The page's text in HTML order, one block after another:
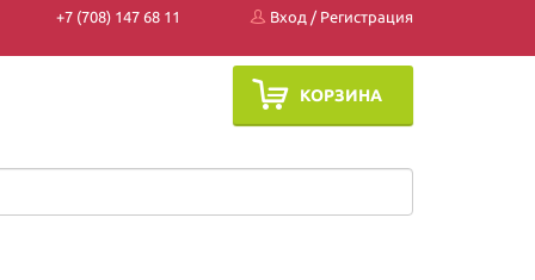
+7 (708) 147 68 11 Вход / Регистрация
КОРЗИНА